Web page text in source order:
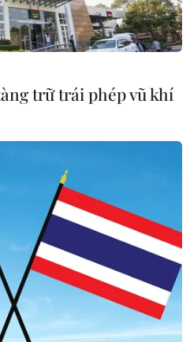
chồng tổ
vụ lập
ở Đắk Lắk
giả và
trữ trái phép vũ khí